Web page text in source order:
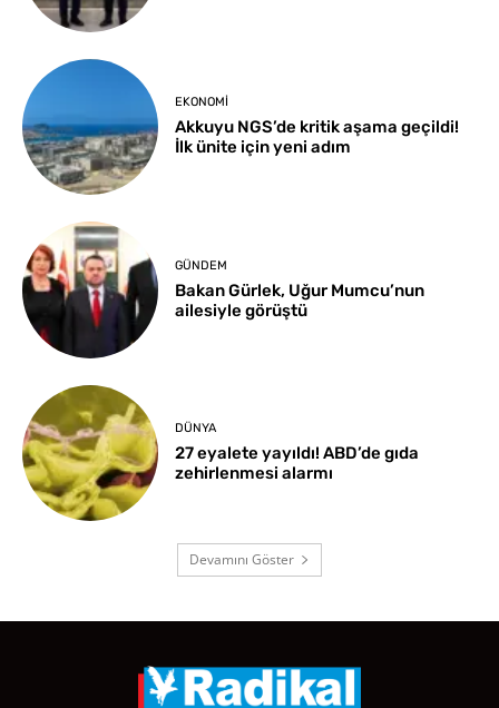
EKONOMI
Akkuyu NGS’de kritik aşama geçildi!
İlk ünite için yeni adım
GÜNDEM
Bakan Gürlek, Uğur Mumcu’nun
ailesiyle görüştü
DÜNYA
27 eyalete yayıldı! ABD’de gıda
zehirlenmesi alarmı
Devamını Göster